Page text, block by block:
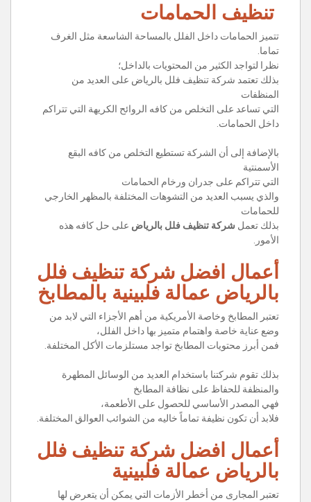
تنظيف الحمامات
تتميز الحمامات داخل الفلل بالمساحة الشاسعة مثل الغرف
تماما.
نظرا لتواجد الكثير من المحتويات بالداخل؛
بذلك تعتمد شركة تنظيف فلل بالرياض على العديد من
المنظفات
التي تساعد على التخلص من كافه الروائح الكريهة التي تتراكم
داخل الحمامات.
بالإضافة إلى أن الشركة تستطيع التخلص من كافه البقع
الأسمنتية
التي تتراكم على جدران ورخام الحمامات
والذي يسبب العديد من التشوهات المختلفة بالمظهر الخارجي
للحمامات
بذلك تعمل شركة تنظيف فلل بالرياض على حل كافه هذه
الأمور.
أعمال افضل شركة تنظيف فلل
بالرياض عمالة فلبينية بالمطابخ
تعتبر المطابخ وخاصة الأمريكية من أهم الأجزاء التي لابد من
وضع عناية خاصة واهتمام متميز بها داخل الفلل،
فمن أبرز محتويات المطابخ تواجد مستلزمات الأكل المختلفة.
بذلك تقوم شركتنا باستخدام العديد من الوسائل المطهرة
والمنظفة للحفاظ على نظافة المطابخ
فهي المصدر الأساسي للحصول على الأطعمة،
فلابد أن تكون نظيفة تماماً خاليه من الشوائب العوالق المختلفة.
أعمال افضل شركة تنظيف فلل
بالرياض عمالة فلبينية
تعتبر المجارى من أخطر الأزمات التي يمكن أن يتعرض لها